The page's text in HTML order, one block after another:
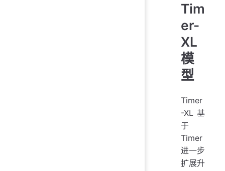
Tim
er-
XL
模
型
Timer
-XL 基
于
Timer
进一步
扩展升